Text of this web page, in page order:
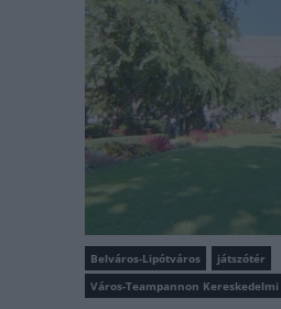
Belváros-Lipótváros
játszótér
Város-Teampannon